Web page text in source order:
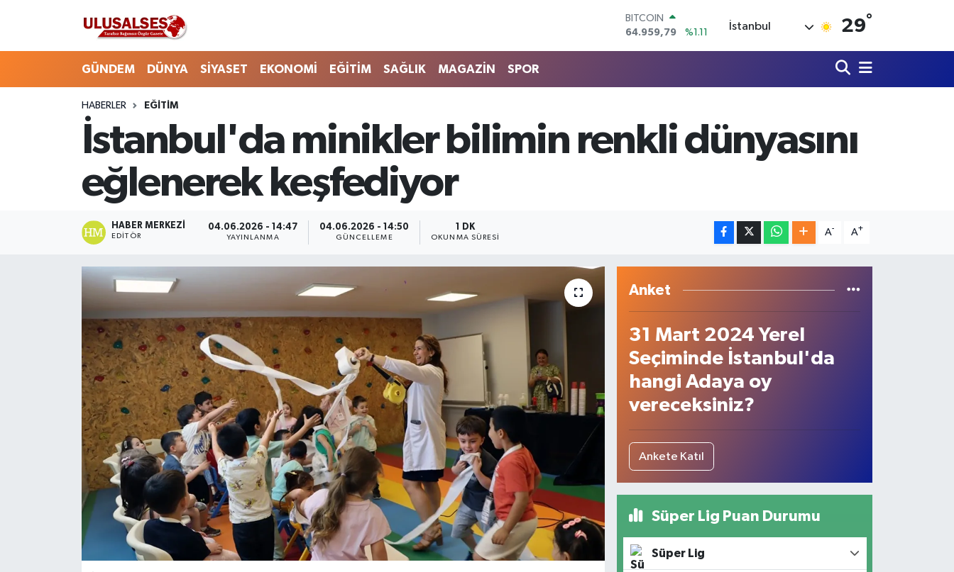
DOLAR
47,7436
%0.18
BİST100
13.779
%-14
İstanbul 29°
GÜNDEM DÜNYA SİYASET EKONOMİ EĞİTİM SAĞLIK MAGAZİN SPOR
HABERLER EĞİTİM
İstanbul'da minikler bilimin renkli dünyasını
eğlenerek keşfediyor
HABER MERKEZI
EDITÖR
04.06.2026 - 14:47
YAYINLANMA
04.06.2026 - 14:50
GÜNCELLEME
1 DK
OKUNMA SÜRESI
A- A+
Anket
31 Mart 2024 Yerel
Seçiminde İstanbul'da
hangi Adaya oy
vereceksiniz?
Ankete Katıl
Süper Lig Puan Durumu
Süper Lig
GÜNDEM
DÜNYA
SİYASET
SAĞLIK
MAGAZİN
Hava Durumu
Trafik Durumu
Süper Lig Puan Durumu ve Fikstür
Son Dakika Haberleri
Haber Arşivi